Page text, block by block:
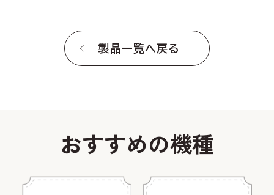
製品一覧へ戻る
おすすめの機種